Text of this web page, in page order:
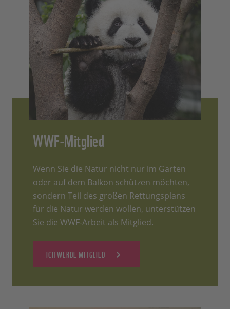
WWF-Mitglied
Wenn Sie die Natur nicht nur im Garten
oder auf dem Balkon schützen möchten,
sondern Teil des großen Rettungsplans
für die Natur werden wollen, unterstützen
Sie die WWF-Arbeit als Mitglied.
ICH WERDE MITGLIED